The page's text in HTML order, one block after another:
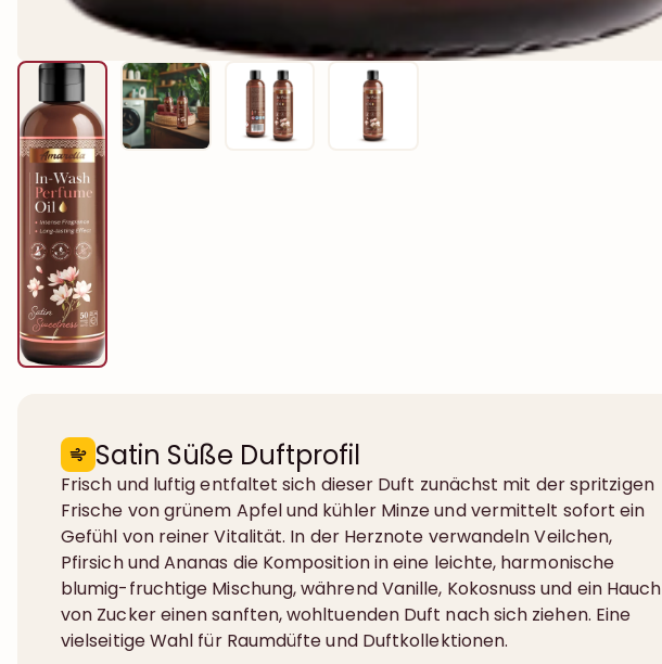
Satin Süße Duftprofil
Frisch und luftig entfaltet sich dieser Duft zunächst mit der spritzigen
Frische von grünem Apfel und kühler Minze und vermittelt sofort ein
Gefühl von reiner Vitalität. In der Herznote verwandeln Veilchen,
Pfirsich und Ananas die Komposition in eine leichte, harmonische
blumig-fruchtige Mischung, während Vanille, Kokosnuss und ein Hauch
von Zucker einen sanften, wohltuenden Duft nach sich ziehen. Eine
vielseitige Wahl für Raumdüfte und Duftkollektionen.